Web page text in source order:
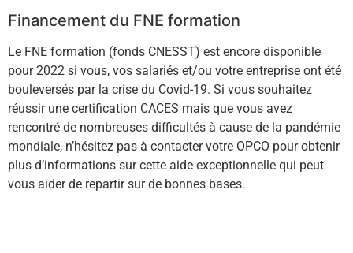
Financement du FNE formation
Le FNE formation (fonds CNESST) est encore disponible
pour 2022 si vous, vos salariés et/ou votre entreprise ont été
bouleversés par la crise du Covid-19. Si vous souhaitez
réussir une certification CACES mais que vous avez
rencontré de nombreuses difficultés à cause de la pandémie
mondiale, n’hésitez pas à contacter votre OPCO pour obtenir
plus d’informations sur cette aide exceptionnelle qui peut
vous aider de repartir sur de bonnes bases.